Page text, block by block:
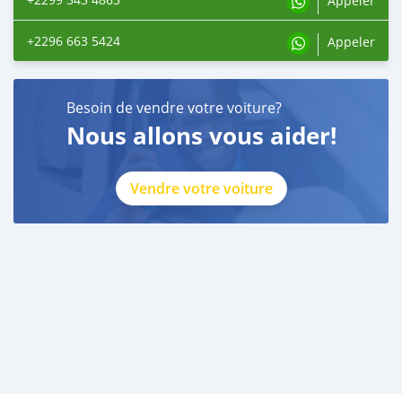
+2296 663 5424 Appeler
Besoin de vendre votre voiture?
Nous allons vous aider!
Vendre votre voiture